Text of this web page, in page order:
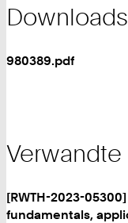
Downloads
980389.pdf
[RWTH-2023-
fundamentals,